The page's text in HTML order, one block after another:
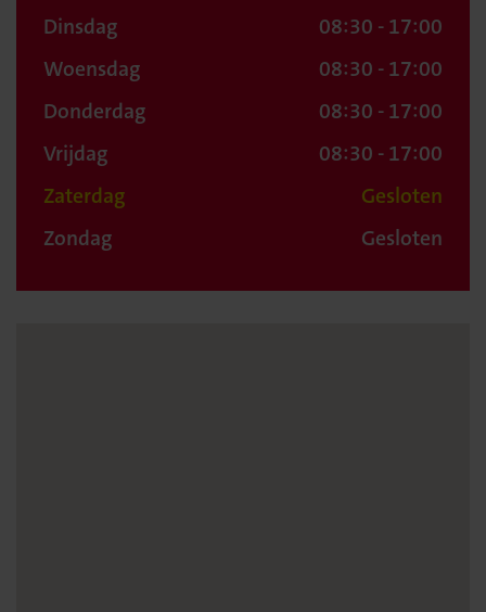
Dinsdag
08:30 - 17:00
Woensdag
08:30 - 17:00
Donderdag
08:30 - 17:00
Vrijdag
08:30 - 17:00
Zaterdag
Gesloten
Zondag
Gesloten